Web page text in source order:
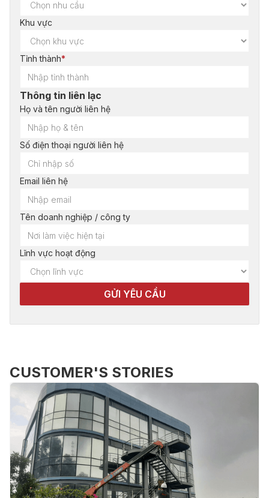
Khu vực
Tỉnh thành*
Thông tin liên lạc
Họ và tên người liên hệ
Số điện thoại người liên hệ
Email liên hệ
Tên doanh nghiệp / công ty
Lĩnh vực hoạt động
CUSTOMER'S STORIES